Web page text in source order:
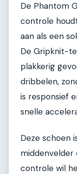
De Phantom
controle
aan als een
De Gripknit-
plakkerig
dribbelen,
is responsief
snelle
Deze schoen
middenvelder
controle wil